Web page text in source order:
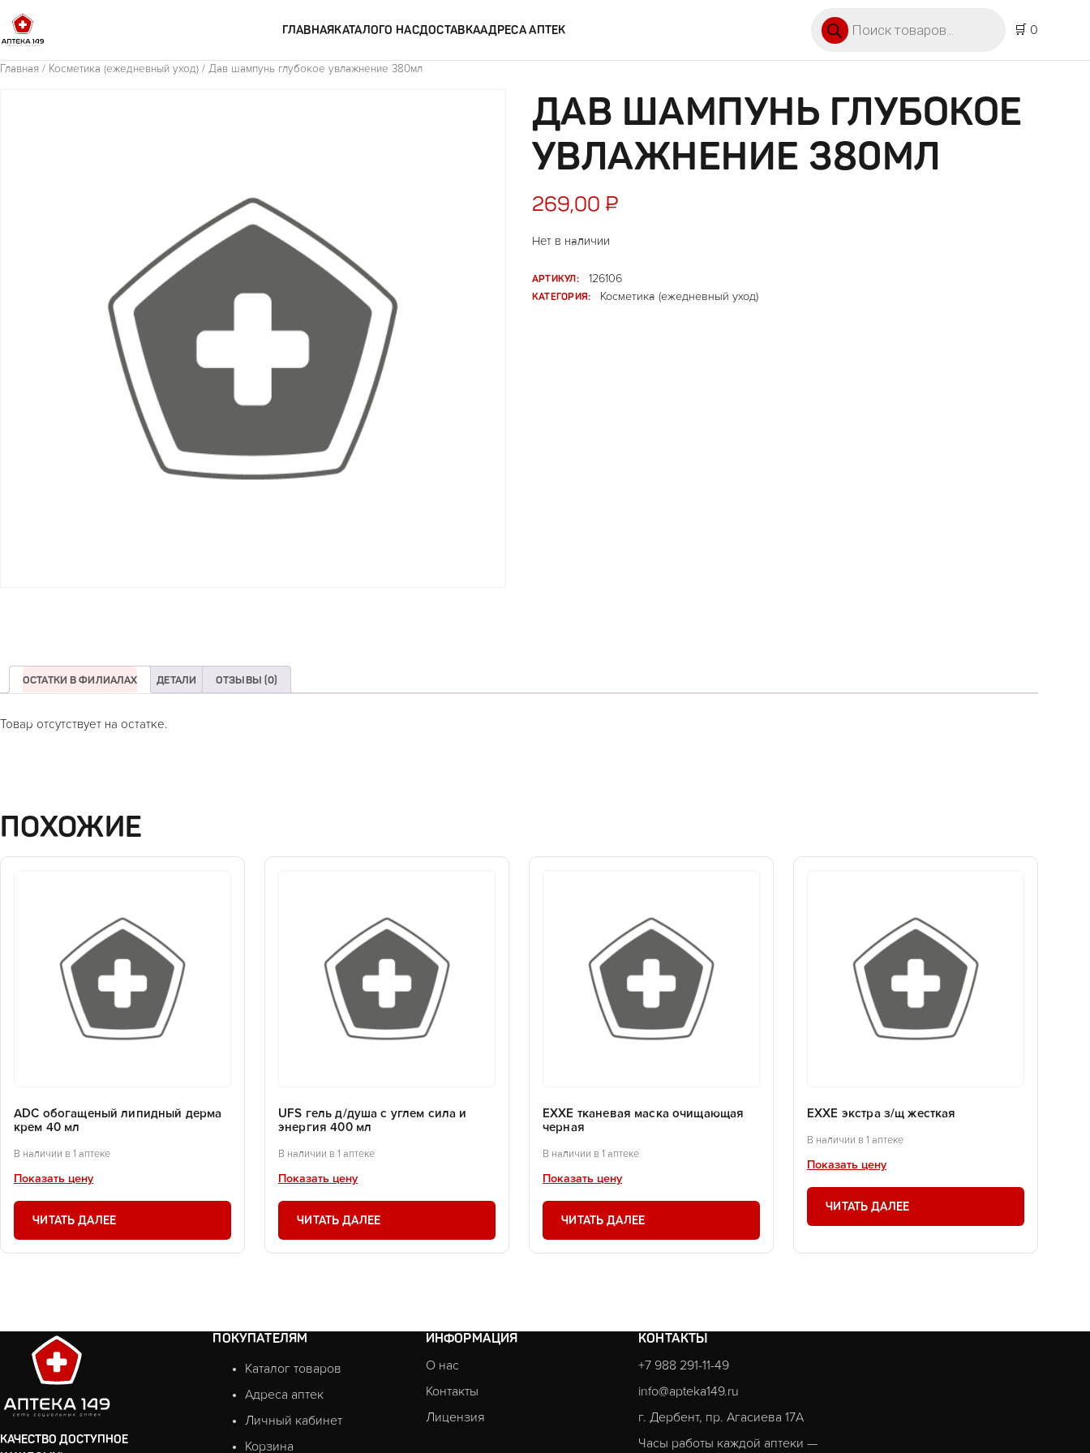
ГЛАВНАЯКАТАЛОГО НАСДОСТАВКААДРЕСА АПТЕК
🛒 0
Главная / Косметика (ежедневный уход) / Дав шампунь глубокое увлажнение 380мл
ДАВ ШАМПУНЬ ГЛУБОКОЕ
УВЛАЖНЕНИЕ 380МЛ
269,00 ₽
Нет в наличии
АРТИКУЛ:
126106
КАТЕГОРИЯ:
Косметика (ежедневный уход)
ОСТАТКИ В ФИЛИАЛАХ ДЕТАЛИ ОТЗЫВЫ (0)
Товар отсутствует на остатке.
ПОХОЖИЕ
ADC обогащеный липидный дерма
крем 40 мл
В наличии в 1 аптеке
Показать цену
ЧИТАТЬ ДАЛЕЕ
UFS гель д/душа с углем сила и
энергия 400 мл
В наличии в 1 аптеке
Показать цену
ЧИТАТЬ ДАЛЕЕ
EXXE тканевая маска очищающая
черная
В наличии в 1 аптеке
Показать цену
ЧИТАТЬ ДАЛЕЕ
EXXE экстра з/щ жесткая
В наличии в 1 аптеке
Показать цену
ЧИТАТЬ ДАЛЕЕ
КАЧЕСТВО ДОСТУПНОЕ
ПОКУПАТЕЛЯМ
Каталог товаров
Адреса аптек
Личный кабинет
Корзина
ИНФОРМАЦИЯ
О нас
Контакты
Лицензия
КОНТАКТЫ
+7 988 291-11-49
info@apteka149.ru
г. Дербент, пр. Агасиева 17А
Часы работы каждой аптеки —